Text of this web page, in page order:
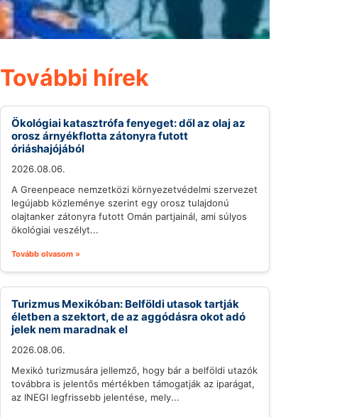
További hírek
Ökológiai katasztrófa fenyeget: dől az olaj az
orosz árnyékflotta zátonyra futott
óriáshajójából
2026.08.06.
A Greenpeace nemzetközi környezetvédelmi szervezet
legújabb közleménye szerint egy orosz tulajdonú
olajtanker zátonyra futott Omán partjainál, ami súlyos
ökológiai veszélyt...
Tovább olvasom »
Turizmus Mexikóban: Belföldi utasok tartják
életben a szektort, de az aggódásra okot adó
jelek nem maradnak el
2026.08.06.
Mexikó turizmusára jellemző, hogy bár a belföldi utazók
továbbra is jelentős mértékben támogatják az iparágat,
az INEGI legfrissebb jelentése, mely...